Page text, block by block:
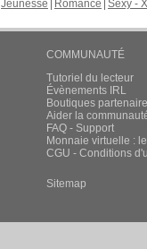
Jeunesse Romance Sexy -
COMMUNAUTÉ
Tutoriel du lecteur
Évènements IRL
Boutiques
Aider la
FAQ - Support
Monnaie virtuelle :
CGU - Conditions
Sitemap